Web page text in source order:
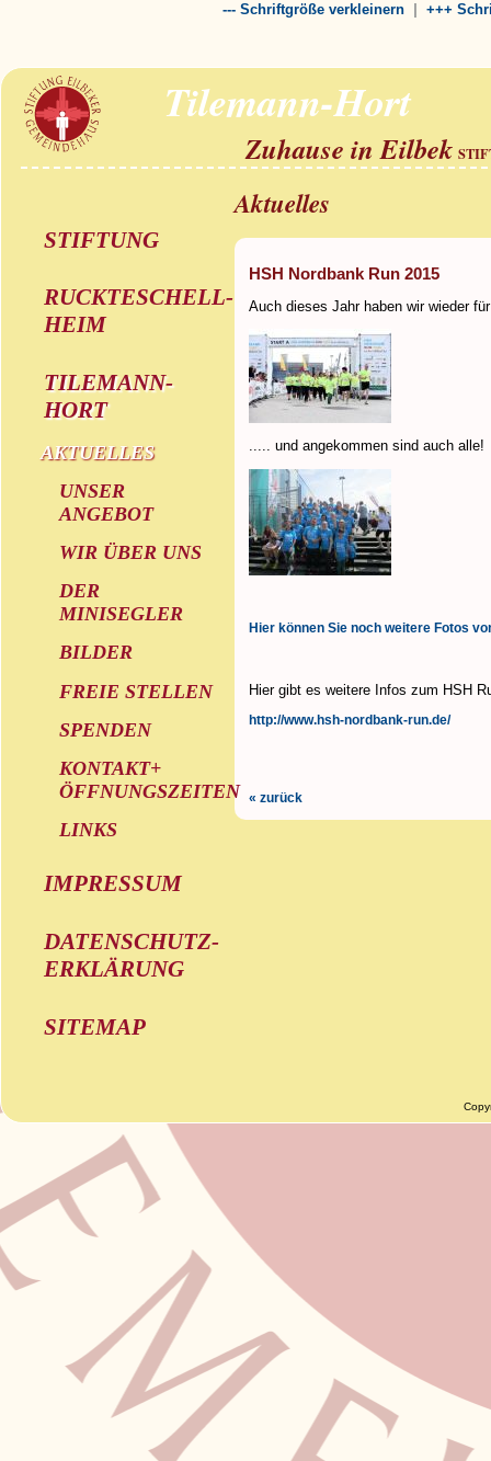
--- Schriftgröße verkleinern | +++
Tilemann-Hort
Zuhause in Eilbek
STIFTUNG
RUCKTESCHELL-
HEIM
TILEMANN-
HORT
AKTUELLES
UNSER
ANGEBOT
WIR ÜBER UNS
DER
MINISEGLER
BILDER
FREIE STELLEN
SPENDEN
KONTAKT+
ÖFFNUNGSZEITEN
LINKS
IMPRESSUM
DATENSCHUTZ-
ERKLÄRUNG
SITEMAP
Aktuelles
HSH Nordbank Run 2015
Auch dieses Jahr haben wir wieder
..... und angekommen sind auch alle!
Hier können Sie noch weitere Fotos
Hier gibt es weitere Infos zum HSH
http://www.hsh-nordbank-run.de/
« zurück